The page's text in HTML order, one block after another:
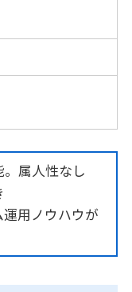
属人性なし
用ノウハウが